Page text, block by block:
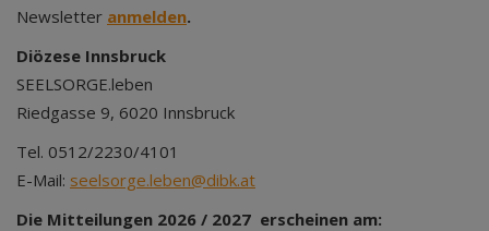
Newsletter anmelden.
Diözese Innsbruck
SEELSORGE.leben
Riedgasse 9, 6020 Innsbruck
Tel. 0512/2230/4101
E-Mail: seelsorge.leben@dibk.at
Die Mitteilungen 2026 / 2027 erscheinen am: